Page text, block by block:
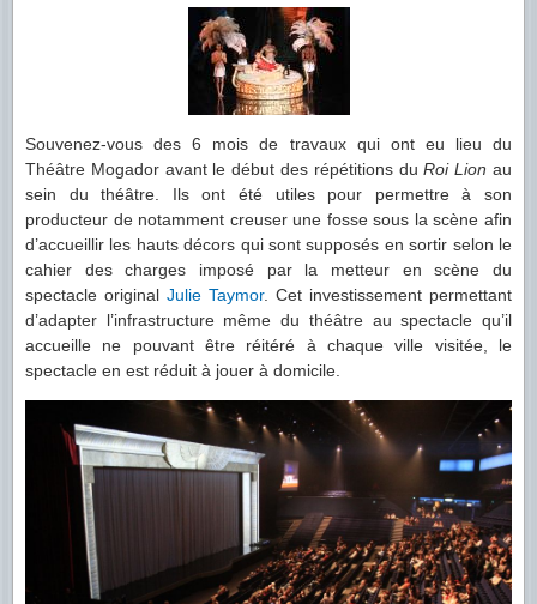
Souvenez-vous des 6 mois de travaux qui ont eu lieu du
Théâtre Mogador avant le début des répétitions duRoi Lion au
sein du théâtre. Ils ont été utiles pour permettre à son
producteur de notamment creuser une fosse sous la scène afin
d’accueillir les hauts décors qui sont supposés en sortir selon le
cahier des charges imposé par la metteur en scène du
spectacle original Julie Taymor. Cet investissement permettant
d’adapter l’infrastructure même du théâtre au spectacle qu’il
accueille ne pouvant être réitéré à chaque ville visitée, le
spectacle en est réduit à jouer à domicile.